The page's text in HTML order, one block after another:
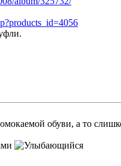
обуви, а то